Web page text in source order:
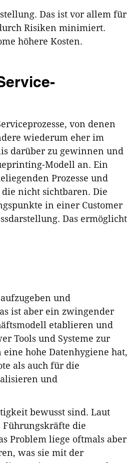
Das ist vor allem für
Risiken minimiert.
höhere Kosten.
von denen
wiederum eher im
darüber zu gewinnen und
Modell an. Ein
Prozesse und
nicht sichtbaren. Die
in einer Customer
Das ermöglicht
und
ist aber ein zwingender
etablieren und
Tools und Systeme zur
hohe Datenhygiene hat,
als auch für die
und
bewusst sind. Laut
die
Problem liege oftmals aber
was sie mit der